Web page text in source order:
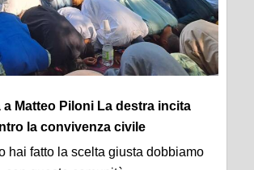
a Matteo Piloni La destra incita
la convivenza civile
hai fatto la scelta giusta dobbiamo